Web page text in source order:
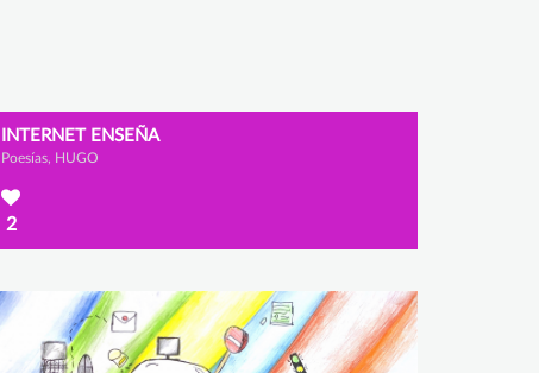
INTERNET ENSEÑA
Poesías, HUGO
2